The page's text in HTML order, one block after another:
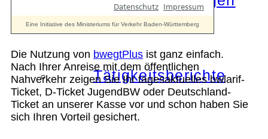
Tätigkeitsberichte
Die Nutzung von bwegtPlus ist ganz einfach.
Nach Ihrer Anreise mit dem öffentlichen
Nahverkehr zeigen Sie Ihr tagesaktuelles bwlarif-
Ticket, D-Ticket JugendBW oder Deutschland-
Ticket an unserer Kasse vor und schon haben Sie
sich Ihren Vorteil gesichert.